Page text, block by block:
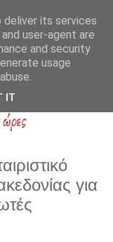
για
its services
user-agent are
and security
usage
IT